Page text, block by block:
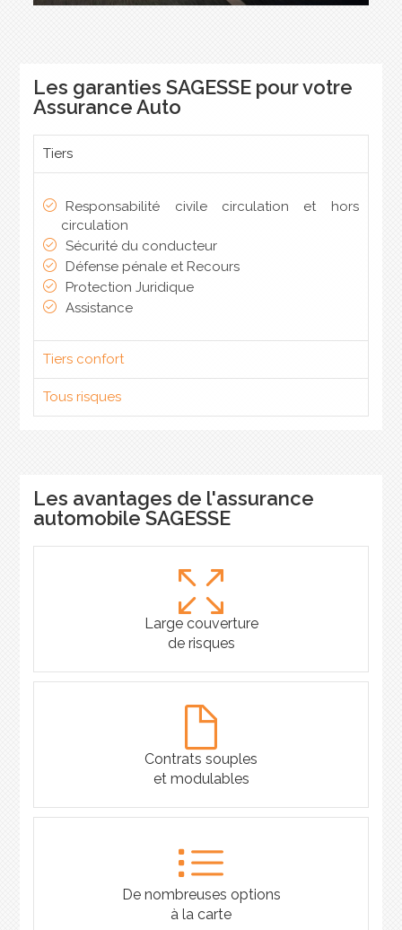
Les garanties SAGESSE pour votre
Assurance Auto
Tiers
Responsabilité civile circulation et hors
circulation
Sécurité du conducteur
Défense pénale et Recours
Protection Juridique
Assistance
Tiers confort
Tous risques
Les avantages de l'assurance
automobile SAGESSE
Large couverture
de risques
Contrats souples
et modulables
De nombreuses options
à la carte